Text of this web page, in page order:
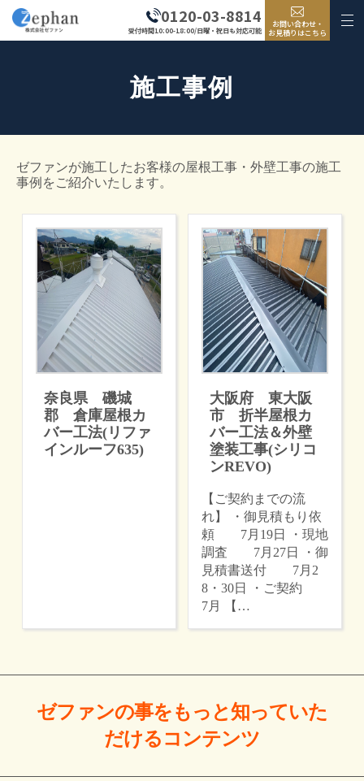
0120-03-8814
受付時間10:00-18:00/日曜・祝日も対応可能
お問い合わせ・
お見積りはこちら
施工事例
ゼファンが施工したお客様の屋根工事・外壁工事の施工
事例をご紹介いたします。
奈良県 磯城
郡 倉庫屋根カ
バー工法(リファ
インルーフ635)
大阪府 東大阪
市 折半屋根カ
バー工法＆外壁
塗装工事(シリコ
ンREVO)
【ご契約までの流
れ】 ・御見積もり依
頼 7月19日 ・現地
調査 7月27日 ・御
見積書送付 7月2
8・30日 ・ご契約
7月 【…
ゼファンの事をもっと知っていた
だけるコンテンツ